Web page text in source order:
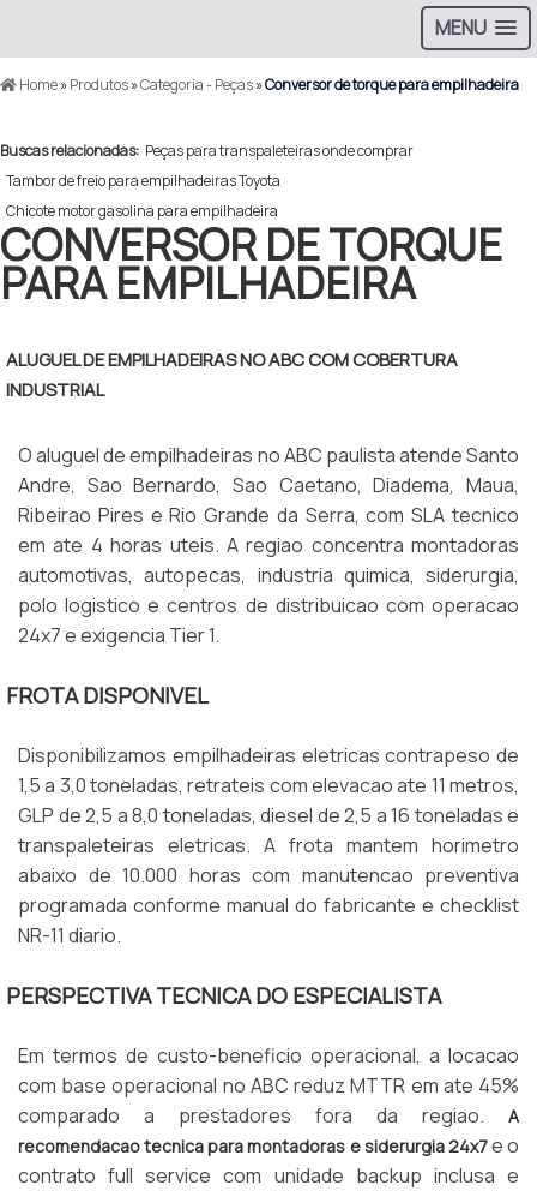
MENU
Home»Produtos»Categoria - Peças»Conversor de torque para empilhadeira
Buscas relacionadas: Peças para transpaleteiras onde comprar
Tambor de freio para empilhadeiras Toyota
Chicote motor gasolina para empilhadeira
CONVERSOR DE TORQUE
PARA EMPILHADEIRA
ALUGUEL DE EMPILHADEIRAS NO ABC COM COBERTURA
INDUSTRIAL
O aluguel de empilhadeiras no ABC paulista atende Santo
Andre, Sao Bernardo, Sao Caetano, Diadema, Maua,
Ribeirao Pires e Rio Grande da Serra, com SLA tecnico
em ate 4 horas uteis. A regiao concentra montadoras
automotivas, autopecas, industria quimica, siderurgia,
polo logistico e centros de distribuicao com operacao
24x7 e exigencia Tier 1.
FROTA DISPONIVEL
Disponibilizamos empilhadeiras eletricas contrapeso de
1,5 a 3,0 toneladas, retrateis com elevacao ate 11 metros,
GLP de 2,5 a 8,0 toneladas, diesel de 2,5 a 16 toneladas e
transpaleteiras eletricas. A frota mantem horimetro
abaixo de 10.000 horas com manutencao preventiva
programada conforme manual do fabricante e checklist
NR-11 diario.
PERSPECTIVA TECNICA DO ESPECIALISTA
Em termos de custo-beneficio operacional, a locacao
com base operacional no ABC reduz MTTR em ate 45%
comparado a prestadores fora da regiao. A
recomendacao tecnica para montadoras e siderurgia 24x7e o
contrato full service com unidade backup inclusa e